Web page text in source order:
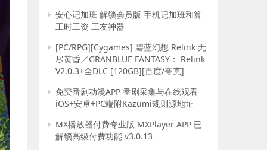
安心记加班 解锁会员版 手机记加班和算
工时工资 工友神器
[PC/RPG][Cygames] 碧蓝幻想 Relink 无
尽黄昏／GRANBLUE FANTASY： Relink
V2.0.3+全DLC [120GB][百度/夸克]
免费番剧动漫APP 番剧采集与在线观看
iOS+安卓+PC端附Kazumi规则源地址
MX播放器付费专业版 MXPlayer APP 已
解锁高级付费功能 v3.0.13